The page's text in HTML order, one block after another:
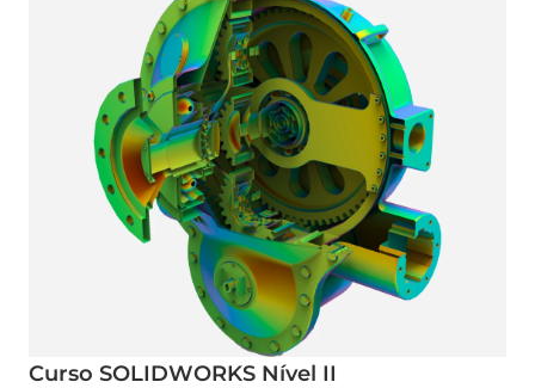
Curso SOLIDWORKS Nível II